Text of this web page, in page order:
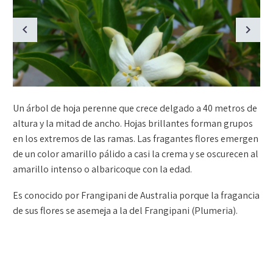
Un árbol de hoja perenne que crece delgado a 40 metros de
altura y la mitad de ancho. Hojas brillantes forman grupos
en los extremos de las ramas. Las fragantes flores emergen
de un color amarillo pálido a casi la crema y se oscurecen al
amarillo intenso o albaricoque con la edad.
Es conocido por Frangipani de Australia porque la fragancia
de sus flores se asemeja a la del Frangipani (Plumeria).